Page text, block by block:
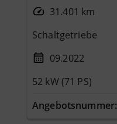
31.401 km
Schaltgetriebe
09.2022
52 kW (71 PS)
Angebotsnummer: